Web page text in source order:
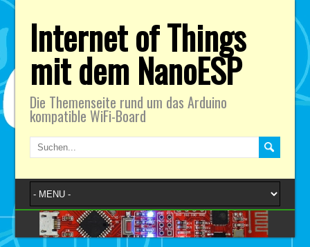
Internet of Things
mit dem NanoESP
Die Themenseite rund um das Arduino
kompatible WiFi-Board